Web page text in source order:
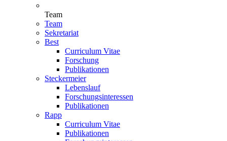
Team
Team
Sekretariat
Best
Curriculum Vitae
Forschung
Publikationen
Steckermeier
Lebenslauf
Forschungsinteressen
Publikationen
Rapp
Curriculum Vitae
Publikationen